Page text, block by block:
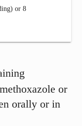
or 8
or
orally or in